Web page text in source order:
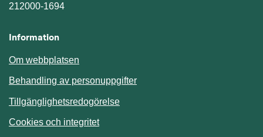
212000-1694
Information
Om webbplatsen
Behandling av personuppgifter
Tillgänglighetsredogörelse
Cookies och integritet